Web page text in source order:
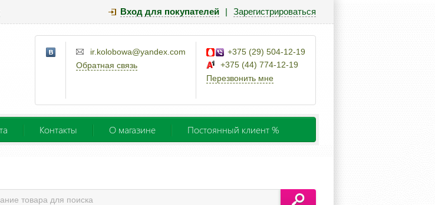
Вход для покупателей | Зарегистрироваться
ir.kolobowa@yandex.com
Обратная связь
+375 (29) 504-12-19
+375 (44) 774-12-19
Перезвонить мне
Контакты О магазине Постоянный клиент %